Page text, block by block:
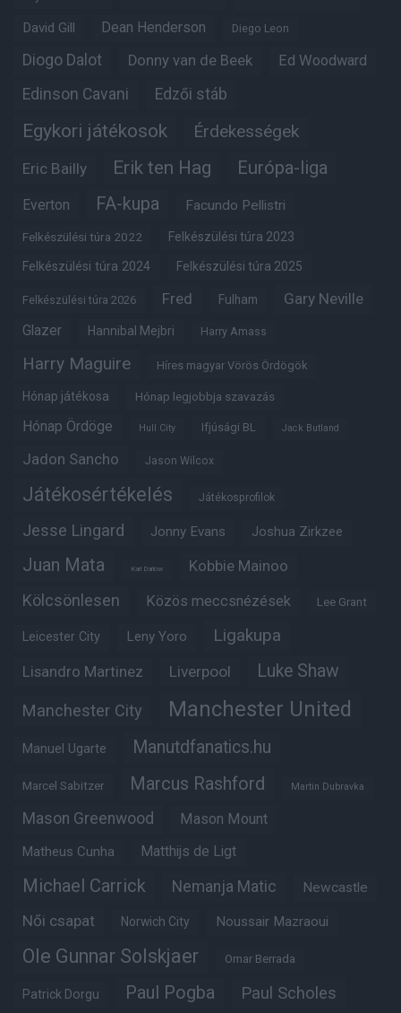
David Gill Dean Henderson Diego Leon
Diogo Dalot Donny van de Beek Ed Woodward
Edinson Cavani Edzői stáb
Egykori játékosok Érdekességek
Eric Bailly Erik ten Hag Európa-liga
Everton FA-kupa Facundo Pellistri
Felkészülési túra 2022 Felkészülési túra 2023
Felkészülési túra 2024 Felkészülési túra 2025
Felkészülési túra 2026 Fred Fulham Gary Neville
Glazer Hannibal Mejbri Harry Amass
Harry Maguire Híres magyar Vörös Ördögök
Hónap játékosa Hónap legjobbja szavazás
Hónap Ördöge Hull City Ifjúsági BL Jack Butland
Jadon Sancho Jason Wilcox
Játékosértékelés Játékosprofilok
Jesse Lingard Jonny Evans Joshua Zirkzee
Juan Mata Karl Darlow Kobbie Mainoo
Kölcsönlesen Közös meccsnézések Lee Grant
Leicester City Leny Yoro Ligakupa
Lisandro Martinez Liverpool Luke Shaw
Manchester City Manchester United
Manuel Ugarte Manutdfanatics.hu
Marcel Sabitzer Marcus Rashford Martin Dubravka
Mason Greenwood Mason Mount
Matheus Cunha Matthijs de Ligt
Michael Carrick Nemanja Matic Newcastle
Női csapat Norwich City Noussair Mazraoui
Ole Gunnar Solskjaer Omar Berrada
Patrick Dorgu Paul Pogba Paul Scholes